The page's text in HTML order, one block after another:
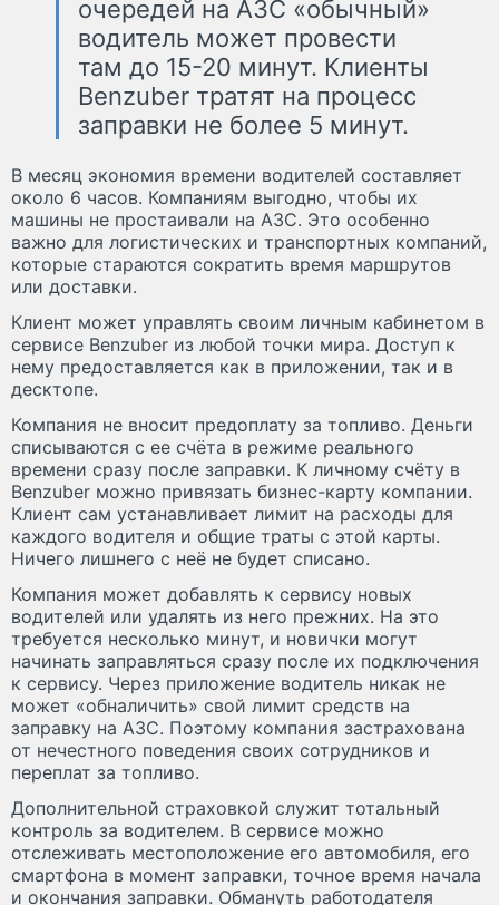
очередей на АЗС «обычный»
водитель может провести
там до 15-20 минут. Клиенты
Benzuber тратят на процесс
заправки не более 5 минут.
В месяц экономия времени водителей составляет
около 6 часов. Компаниям выгодно, чтобы их
машины не простаивали на АЗС. Это особенно
важно для логистических и транспортных компаний,
которые стараются сократить время маршрутов
или доставки.
Клиент может управлять своим личным кабинетом в
сервисе Benzuber из любой точки мира. Доступ к
нему предоставляется как в приложении, так и в
десктопе.
Компания не вносит предоплату за топливо. Деньги
списываются с ее счёта в режиме реального
времени сразу после заправки. К личному счёту в
Benzuber можно привязать бизнес-карту компании.
Клиент сам устанавливает лимит на расходы для
каждого водителя и общие траты с этой карты.
Ничего лишнего с неё не будет списано.
Компания может добавлять к сервису новых
водителей или удалять из него прежних. На это
требуется несколько минут, и новички могут
начинать заправляться сразу после их подключения
к сервису. Через приложение водитель никак не
может «обналичить» свой лимит средств на
заправку на АЗС. Поэтому компания застрахована
от нечестного поведения своих сотрудников и
переплат за топливо.
Дополнительной страховкой служит тотальный
контроль за водителем. В сервисе можно
отслеживать местоположение его автомобиля, его
смартфона в момент заправки, точное время начала
и окончания заправки. Обмануть работодателя